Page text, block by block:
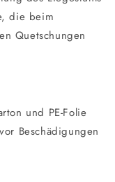
die beim
Quetschungen
und PE-Folie
Beschädigungen